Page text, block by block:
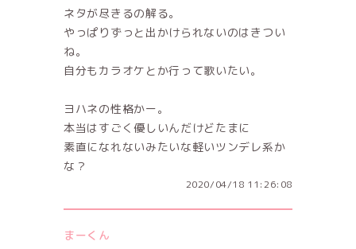
ネタが尽きるの解る。
やっぱりずっと出かけられないのはきつい
ね。
自分もカラオケとか行って歌いたい。
ヨハネの性格かー。
本当はすごく優しいんだけどたまに
素直になれないみたいな軽いツンデレ系か
な？
2020/04/18 11:26:08
まーくん